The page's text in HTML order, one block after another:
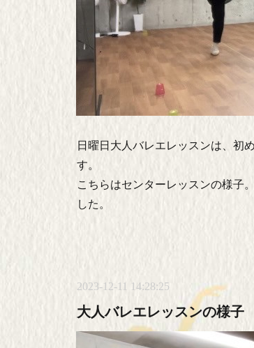
日曜日大人バレエレッスンは、初
す。
こちらはセンターレッスンの様子
した。
2023-12-11 14:28:25
大人バレエレッスンの様子